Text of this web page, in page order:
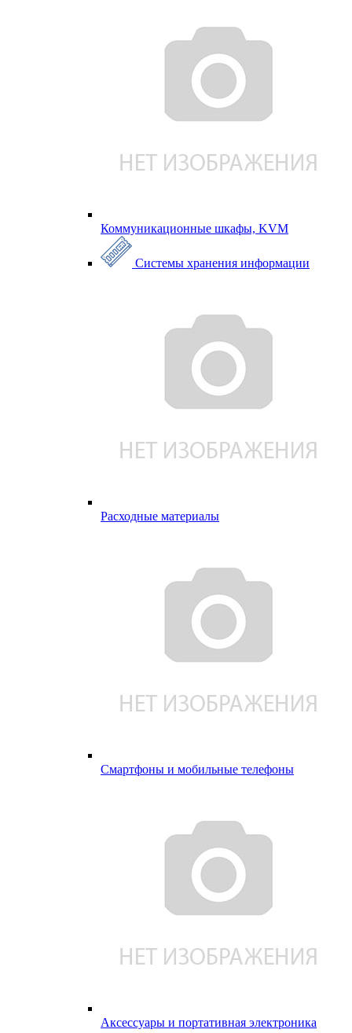
Коммуникационные шкафы, KVM
Системы хранения информации
Расходные материалы
Смартфоны и мобильные телефоны
Аксессуары и портативная электроника